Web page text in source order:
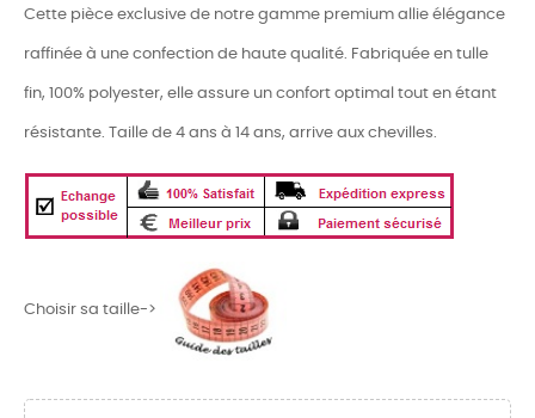
Cette pièce exclusive de notre gamme premium allie élégance
raffinée à une confection de haute qualité. Fabriquée en tulle
fin, 100% polyester, elle assure un confort optimal tout en étant
résistante. Taille de 4 ans à 14 ans, arrive aux chevilles.
Choisir sa taille->